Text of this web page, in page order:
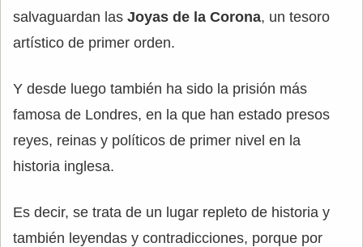
salvaguardan las Joyas de la Corona, un tesoro
artístico de primer orden.
Y desde luego también ha sido la prisión más
famosa de Londres, en la que han estado presos
reyes, reinas y políticos de primer nivel en la
historia inglesa.
Es decir, se trata de un lugar repleto de historia y
también leyendas y contradicciones, porque por